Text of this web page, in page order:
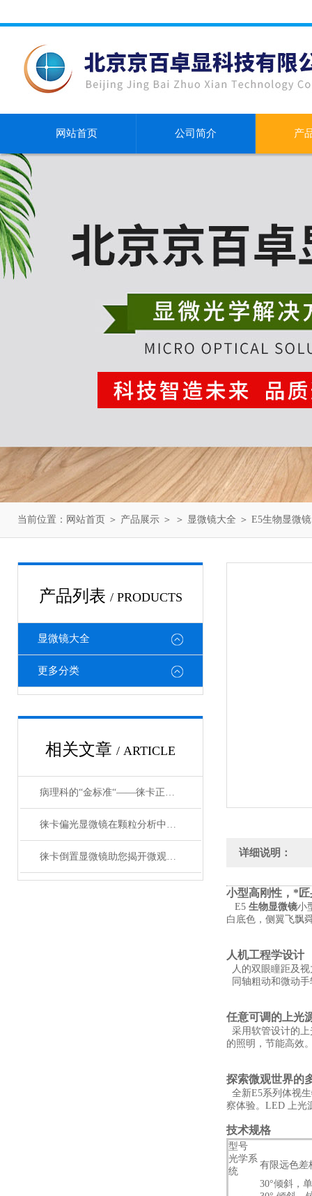
网站首页 公司简介 产
当前位置： 网站首页 ＞ 产品展示 ＞ ＞ 显微镜大全 ＞ E5生物显微镜
产品列表 / PRODUCTS
显微镜大全
更多分类
相关文章 / ARTICLE
病理科的“金标准“——徕卡正置显微镜在临床诊断中不可替代的地位
徕卡偏光显微镜在颗粒分析中的优势和应用
徕卡倒置显微镜助您揭开微观世界的神秘面纱 详细说明：
小型高刚性，*匠
E5 生物显微镜小
白底色，侧翼飞飘
人机工程学设计
人的双眼瞳距及
同轴粗动和微动
任意可调的上光
采用软管设计的
的照明，节能高效
探索微观世界的
全新E5系列体视
察体验。LED 上光
技术规格
型号
光学系
统
有限远色差
30°倾斜，